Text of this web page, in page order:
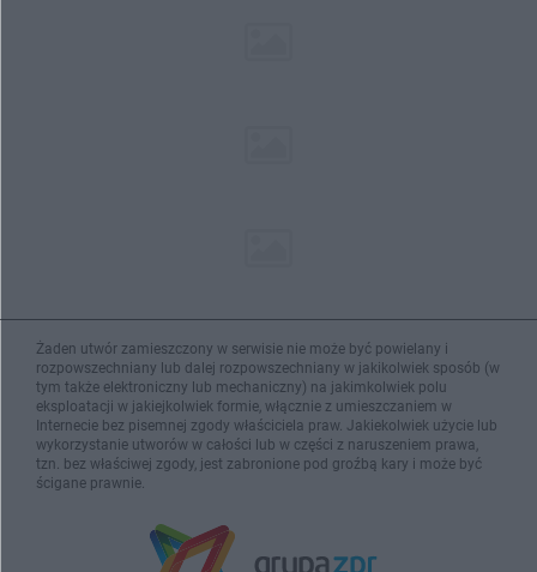
Żaden utwór zamieszczony w serwisie nie może być powielany i
rozpowszechniany lub dalej rozpowszechniany w jakikolwiek sposób (w
tym także elektroniczny lub mechaniczny) na jakimkolwiek polu
eksploatacji w jakiejkolwiek formie, włącznie z umieszczaniem w
Internecie bez pisemnej zgody właściciela praw. Jakiekolwiek użycie lub
wykorzystanie utworów w całości lub w części z naruszeniem prawa,
tzn. bez właściwej zgody, jest zabronione pod groźbą kary i może być
ścigane prawnie.